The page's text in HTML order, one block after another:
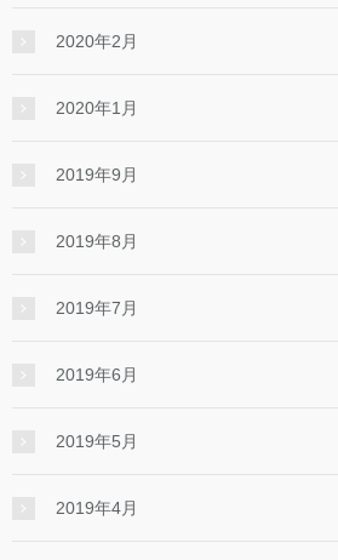
2020年2月
2020年1月
2019年9月
2019年8月
2019年7月
2019年6月
2019年5月
2019年4月